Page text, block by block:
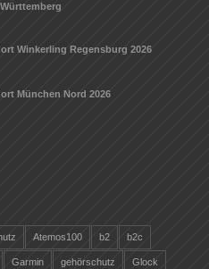
Winkerling Regensburg 2026
München Nord 2026
Atemos100 b2 b2c
Garmin gehörschutz Glock